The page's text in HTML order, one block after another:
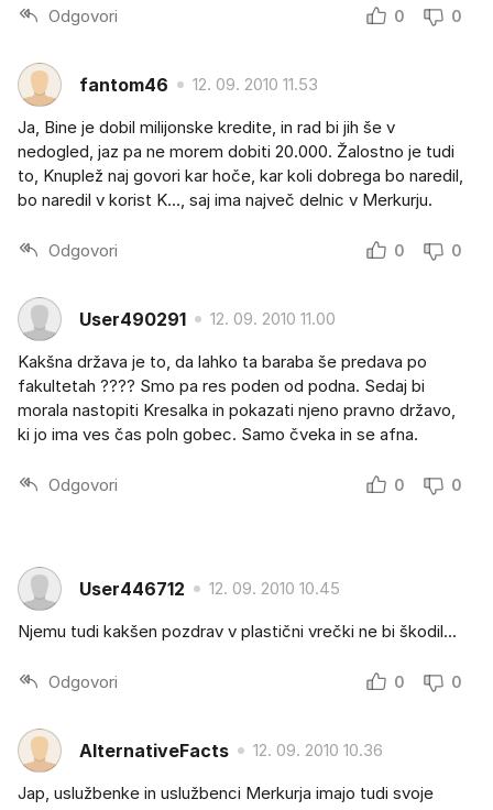
Odgovori 0 0
fantom46 12. 09. 2010 11.53
Ja, Bine je dobil milijonske kredite, in rad bi jih še v
nedogled, jaz pa ne morem dobiti 20.000. Žalostno je tudi
to, Knuplež naj govori kar hoče, kar koli dobrega bo naredil,
bo naredil v korist K..., saj ima največ delnic v Merkurju.
Odgovori 0 0
User490291 12. 09. 2010 11.00
Kakšna država je to, da lahko ta baraba še predava po
fakultetah ???? Smo pa res poden od podna. Sedaj bi
morala nastopiti Kresalka in pokazati njeno pravno državo,
ki jo ima ves čas poln gobec. Samo čveka in se afna.
Odgovori 0 0
User446712 12. 09. 2010 10.45
Njemu tudi kakšen pozdrav v plastični vrečki ne bi škodil...
Odgovori 0 0
AlternativeFacts 12. 09. 2010 10.36
Jap, uslužbenke in uslužbenci Merkurja imajo tudi svoje